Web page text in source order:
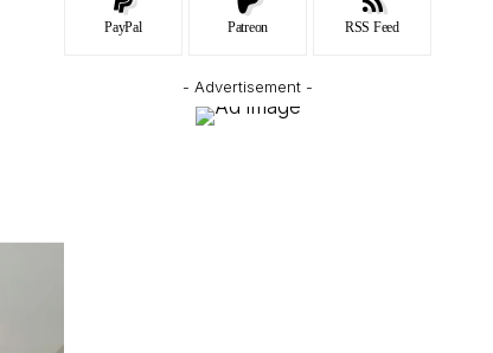
PayPal Patreon RSS Feed
- Advertisement -